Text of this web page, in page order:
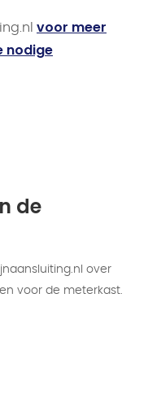
voor meer
nodige
de
over
voor de meterkast.